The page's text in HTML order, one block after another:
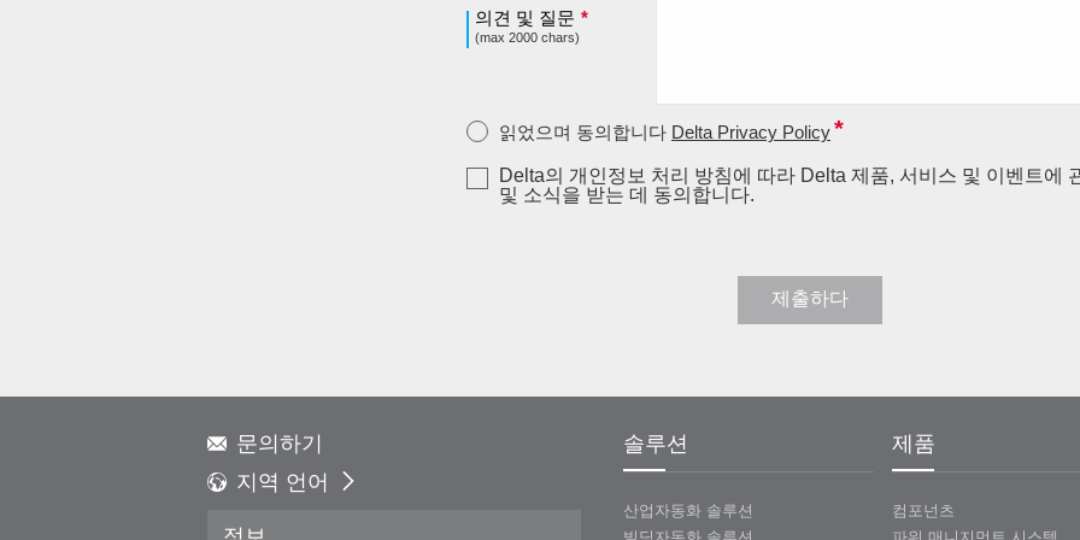
의견 및 질문 *
(max 2000 chars)
읽었으며 동의합니다 Delta Privacy Policy*
Delta의 개인정보 처리 방침에 따라 Delta 제품, 서비스 및 이벤트에
및 소식을 받는 데 동의합니다.
제출하다
문의하기
지역 언어
솔루션
산업자동화 솔루션
제품
컴포넌츠